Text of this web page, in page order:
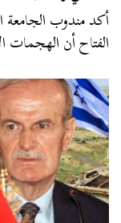
أكد مندوب الجامعة
الفتاح أن الهجمات